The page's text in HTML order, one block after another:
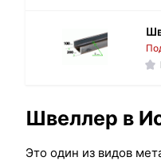
Швеллер в
Это один из видов